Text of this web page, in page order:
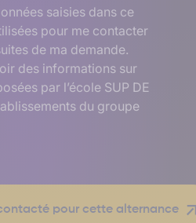
saisies dans ce
pour me contacter
de ma demande.
des informations sur
par l’école SUP DE
du groupe